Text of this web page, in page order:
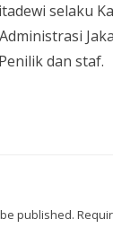
selaku
dan staf.
published.